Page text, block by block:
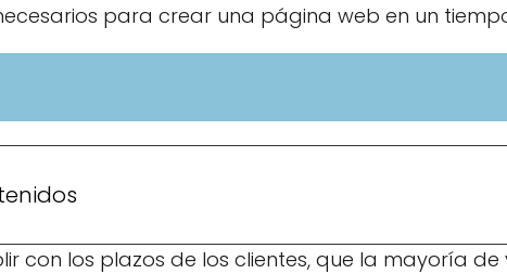
para crear una página web en un
con los plazos de los clientes, que la mayoría de